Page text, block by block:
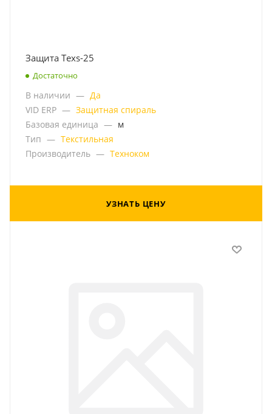
Защита Texs-25
Достаточно
В наличии — Да
VID ERP — Защитная спираль
Базовая единица — м
Тип — Текстильная
Производитель — Техноком
УЗНАТЬ ЦЕНУ